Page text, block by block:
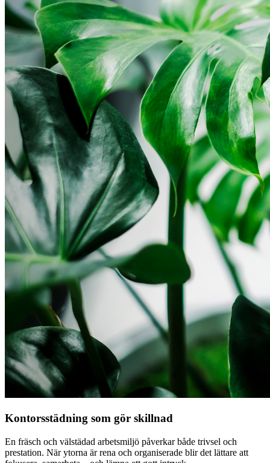
Kontorsstädning som gör skillnad
En fräsch och välstädad arbetsmiljö påverkar både trivsel och
prestation. När ytorna är rena och organiserade blir det lättare att